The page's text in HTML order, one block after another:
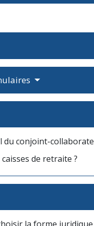
du conjoint-
de retraite ?